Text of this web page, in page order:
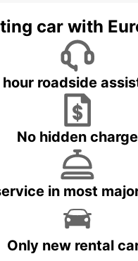
car with
roadside
No hidden charge
in most
Only new rental